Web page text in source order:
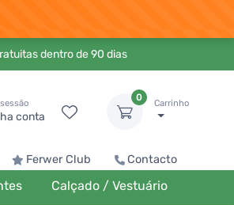
dentro de 90 dias
conta
0
Carrinho
Ferwer Club Contacto
Calçado / Vestuário